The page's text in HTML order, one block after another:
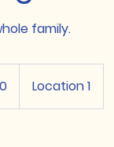
family.
Location 1